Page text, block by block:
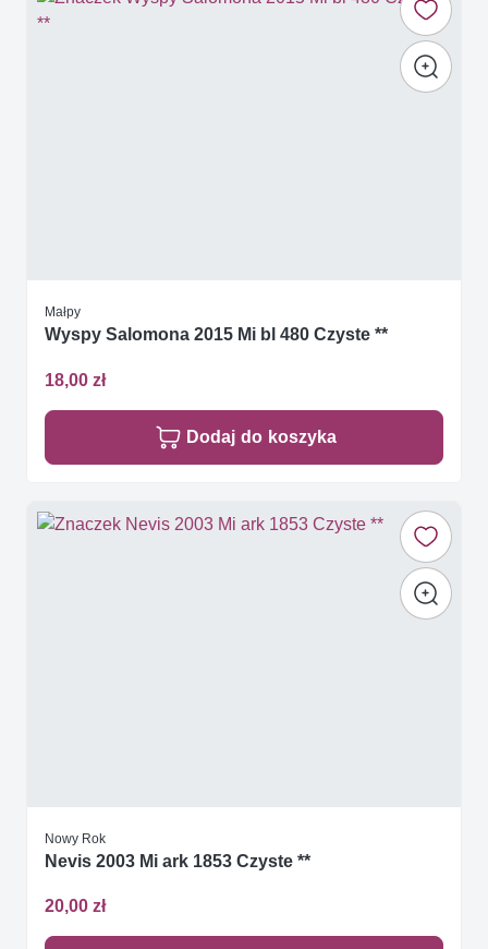
Małpy
Wyspy Salomona 2015 Mi bl 480 Czyste **
18,00 zł
Dodaj do koszyka
Nowy Rok
Nevis 2003 Mi ark 1853 Czyste **
20,00 zł